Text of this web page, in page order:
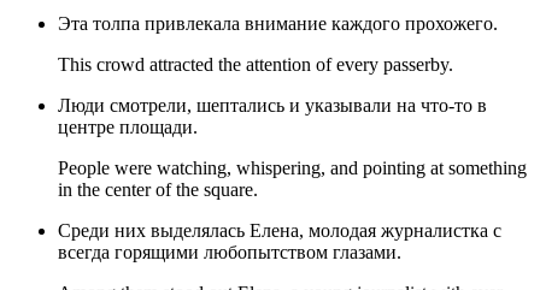
Эта толпа привлекала внимание каждого прохожего.
This crowd attracted the attention of every passerby.
Люди смотрели, шептались и указывали на что-то в
центре площади.
People were watching, whispering, and pointing at something
in the center of the square.
Среди них выделялась Елена, молодая журналистка с
всегда горящими любопытством глазами.